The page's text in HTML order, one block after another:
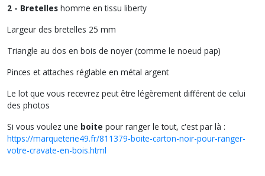
2 - Bretelles homme en tissu liberty
Largeur des bretelles 25 mm
Triangle au dos en bois de noyer (comme le noeud pap)
Pinces et attaches réglable en métal argent
Le lot que vous recevrez peut être légèrement différent de celui
des photos
Si vous voulez une boite pour ranger le tout, c'est par là :
https://marqueterie49.fr/811379-boite-carton-noir-pour-ranger-
votre-cravate-en-bois.html